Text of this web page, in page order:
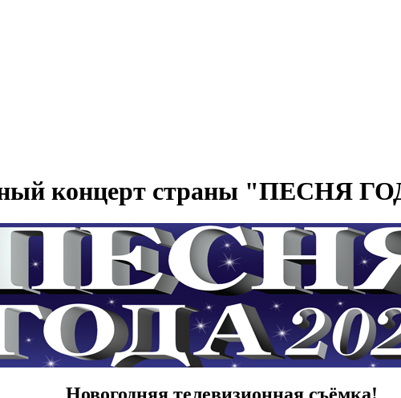
концерт страны "ПЕСНЯ